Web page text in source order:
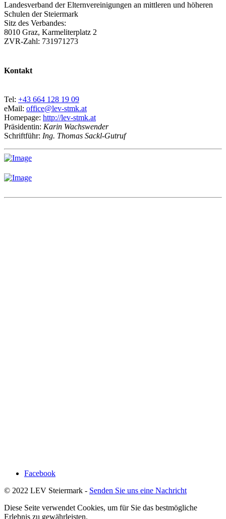
Landesverband der Elternvereinigungen an mittleren und höheren
Schulen der Steiermark
Sitz des Verbandes:
8010 Graz, Karmeliterplatz 2
ZVR-Zahl: 731971273
Kontakt
Tel: +43 664 128 19 09
eMail: office@lev-stmk.at
Homepage: http://lev-stmk.at
Präsidentin: Karin Wachswender
Schriftführ: Ing. Thomas Sackl-Gutruf
Facebook
© 2022 LEV Steiermark - Senden Sie uns eine Nachricht
Diese Seite verwendet Cookies, um für Sie das bestmögliche
Erlebnis zu gewährleisten.